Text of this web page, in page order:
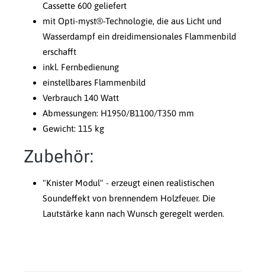
Cassette 600 geliefert
mit Opti-myst®-Technologie, die aus Licht und
Wasserdampf ein dreidimensionales Flammenbild
erschafft
inkl. Fernbedienung
einstellbares Flammenbild
Verbrauch 140 Watt
Abmessungen: H1950/B1100/T350 mm
Gewicht: 115 kg
Zubehör:
"Knister Modul" - erzeugt einen realistischen
Soundeffekt von brennendem Holzfeuer. Die
Lautstärke kann nach Wunsch geregelt werden.